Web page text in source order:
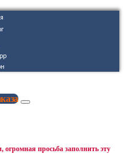
просьба заполнить эту